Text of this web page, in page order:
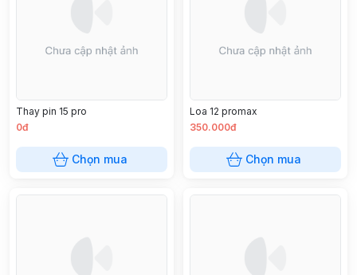
Thay pin 15 pro
0đ
Chọn mua
Loa 12 promax
350.000đ
Chọn mua